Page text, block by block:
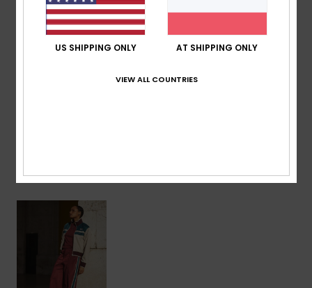
Logo:Gewebtes Label An Der Tasche Hinten
Zusammensetzung[Hauptstoff] 75 % recycelter
ZULETZT ANGESEHENE ARTIKEL
US SHIPPING ONLY AT SHIPPING ONLY
VIEW ALL COUNTRIES